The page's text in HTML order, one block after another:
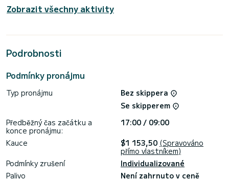
klikněte na tlačítko "Vyžádat cenovou nabídku".
Zaměstnanec SamBoat vám zašle osobní nabídku s nejlepšími
Zobrazit všechny aktivity
Podrobnosti
Podmínky pronájmu
Typ pronájmu
Bez skippera
Se skipperem
Předběžný čas začátku a
konce pronájmu:
17:00 / 09:00
Kauce
$1 153,50 (Spravováno
přímo vlastníkem)
Podmínky zrušení
Individualizované
Palivo
Není zahrnuto v ceně